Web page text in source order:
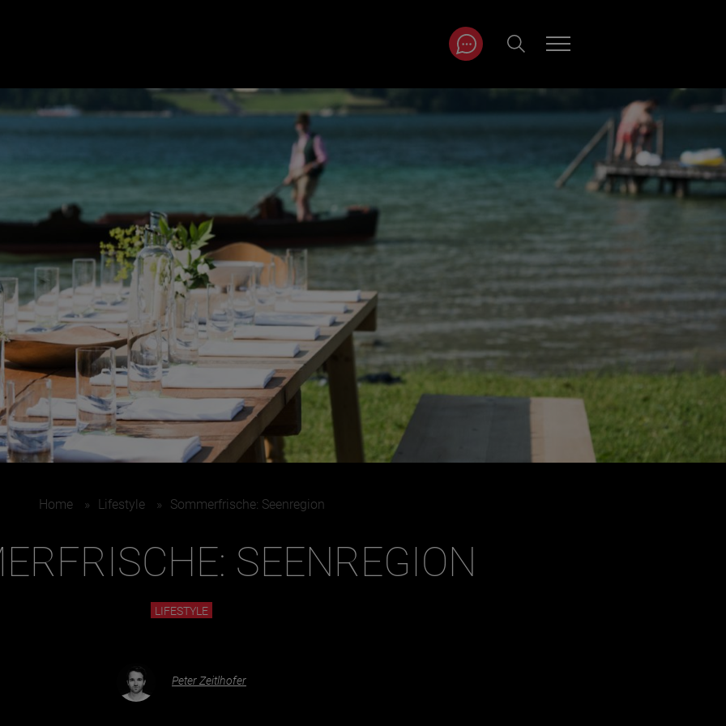
KATEGORIEN
Outdoor & Sport
Gesundheit
Nachhaltigkeit
Sehenswürdig
Brauchtum
Lifestyle
Hotel & Reise
Archiv
BEITRÄGE NACH
MONAT
Jänner
Februar
März
April
Mai
Juni
September
Oktober
November
Dezember
Home » Lifestyle » Sommerfrische: Seenregion
SEENREGION
LIFESTYLE
Peter Zeitlhofer